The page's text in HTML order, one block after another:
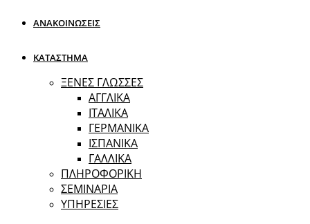
ΑΝΑΚΟΙΝΩΣΕΙΣ
ΚΑΤΑΣΤΗΜΑ
ΞΕΝΕΣ ΓΛΩΣΣΕΣ
ΑΓΓΛΙΚΑ
ΙΤΑΛΙΚΑ
ΓΕΡΜΑΝΙΚΑ
ΙΣΠΑΝΙΚΑ
ΓΑΛΛΙΚΑ
ΠΛΗΡΟΦΟΡΙΚΗ
ΣΕΜΙΝΑΡΙΑ
ΥΠΗΡΕΣΙΕΣ